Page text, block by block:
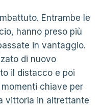
Entrambe le
hanno preso più
in vantaggio.
di nuovo
il distacco e poi
chiave per
vittoria in altrettante